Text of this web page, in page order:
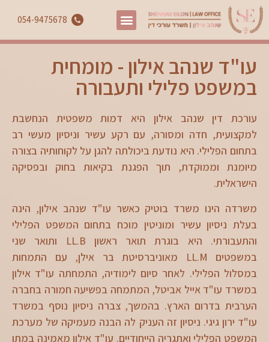
054-9475678
עו"ד שנהב אילון - מומחית
במשפט פלילי ותעבורה
עורכת דין שנהב אילון היא דמות משפטית הנחשבת
למקצועית, חדה ומסורה, עם רקע עשיר וניסיון מעשי רב
בתחום הפלילי. היא נודעת ביכולתה להגן על לקוחותיה בצורה
מיומנת וממוקדת, תוך הפגנת בקיאות בחוק ובפסיקה
הישראלית.
משרדה הינו משרד בוטיק כאשר עו"ד שנהב אילון, הינה
בעלת ניסיון עשיר ומוניטין מוכח בתחום המשפט הפלילי
והתעבורתי. היא בוגרת תואר ראשון LL.B ותואר שני
במשפטים LL.M מאוניברסיטת בר אילן, עם התמחות
במסלול הפלילי. לאחר סיום לימודיה, התמחתה עו"ד אילון
במשרד עו"ד אייל אביטל, המתמחה בפשיעה חמורה בחברה
הערבית בדרום הארץ. בהמשך, צברה ניסיון נוסף במשרד
עו"ד ירון גיגי. ניסיון זה העניק לה הבנה מעמיקה של מערכת
המשפט הפלילי ואתגריה הייחודיים. עו"ד אילון מאמינה במתן